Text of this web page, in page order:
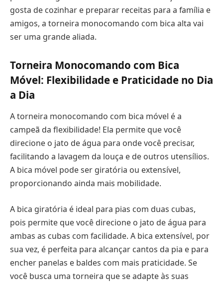
gosta de cozinhar e preparar receitas para a família e
amigos, a torneira monocomando com bica alta vai
ser uma grande aliada.
Torneira Monocomando com Bica
Móvel: Flexibilidade e Praticidade no Dia
a Dia
A torneira monocomando com bica móvel é a
campeã da flexibilidade! Ela permite que você
direcione o jato de água para onde você precisar,
facilitando a lavagem da louça e de outros utensílios.
A bica móvel pode ser giratória ou extensível,
proporcionando ainda mais mobilidade.
A bica giratória é ideal para pias com duas cubas,
pois permite que você direcione o jato de água para
ambas as cubas com facilidade. A bica extensível, por
sua vez, é perfeita para alcançar cantos da pia e para
encher panelas e baldes com mais praticidade. Se
você busca uma torneira que se adapte às suas